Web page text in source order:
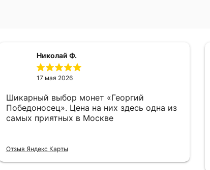
Николай Ф.
17 мая 2026
Шикарный выбор монет «Георгий
Победоносец». Цена на них здесь одна из
самых приятных в Москве
Отзыв Яндекс Карты